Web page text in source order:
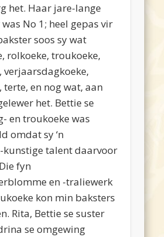
het. Haar jare-lange
No 1; heel gepas vir
soos sy wat
rolkoeke, troukoeke,
verjaarsdagkoeke,
terte, en nog wat, aan
het. Bettie se
en troukoeke was
omdat sy ‘n
talent daarvoor
fyn
en -traliewerk
kon min baksters
Rita, Bettie se suster
se omgewing